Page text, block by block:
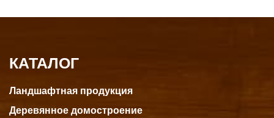
КАТАЛОГ
Ландшафтная продукция
Деревянное домостроение